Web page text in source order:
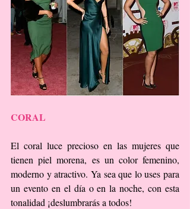
CORAL
El coral luce precioso en las mujeres que
tienen piel morena, es un color femenino,
moderno y atractivo. Ya sea que lo uses para
un evento en el día o en la noche, con esta
tonalidad ¡deslumbrarás a todos!